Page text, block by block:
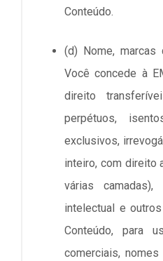
Conteúdo.
(d) Nome, marcas
Você concede à
direito
perpétuos,
exclusivos,
inteiro, com direito
várias
intelectual e
Conteúdo, para
comerciais,